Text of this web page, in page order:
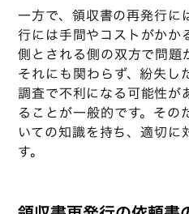
一方で、領収書の再発行に
行には手間やコストがかか
側とされる側の双方で問題
それにも関わらず、紛失し
調査で不利になる可能性が
ることが一般的です。その
いての知識を持ち、適切に
す。